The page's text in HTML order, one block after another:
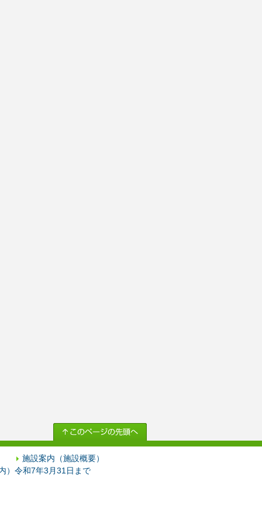
施設案内（施設概要）
）令和7年3月31日まで